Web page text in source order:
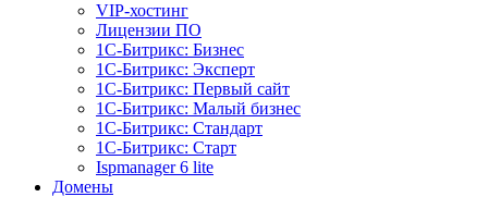
VIP-хостинг
Лицензии ПО
1С-Битрикс: Бизнес
1С-Битрикс: Эксперт
1С-Битрикс: Первый сайт
1С-Битрикс: Малый бизнес
1С-Битрикс: Стандарт
1С-Битрикс: Старт
Ispmanager 6 lite
Домены